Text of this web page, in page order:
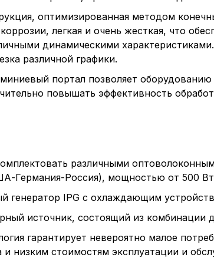
оптимизированная методом
легкая и очень жесткая, что
динамическими
различной графики.
портал позволяет
повышать эффективность
различными
Германия-Россия), мощностью от 500
генератор IPG с охлаждающим
источник, состоящий из комбинации
гарантирует невероятно малое
и низким стоимостям эксплуатации и